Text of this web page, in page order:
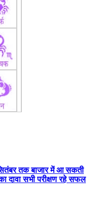
तक बाजार में आ सकती
दावा सभी परीक्षण रहे सफल